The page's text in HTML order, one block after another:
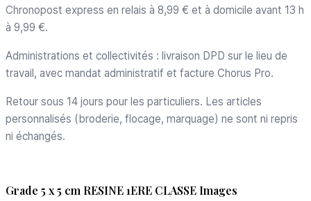
Chronopost express en relais à 8,99 € et à domicile avant 13 h
à 9,99 €.
Administrations et collectivités : livraison DPD sur le lieu de
travail, avec mandat administratif et facture Chorus Pro.
Retour sous 14 jours pour les particuliers. Les articles
personnalisés (broderie, flocage, marquage) ne sont ni repris
ni échangés.
Grade 5 x 5 cm RESINE 1ERE CLASSE Images